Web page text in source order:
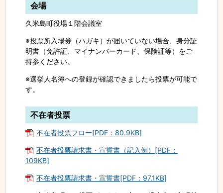
会場
久米島町役場１階会議室
※投票所入場券（ハガキ）が届いていない場合、身分証
明書（免許証、マイナンバーカード、保険証等）をご
持参ください。
※選挙人名簿への登録が確認できましたら投票が可能で
す。
不在者投票
不在者投票フロー[PDF：80.9KB]
不在者投票請求書・宣誓書（記入例）[PDF：
109KB]
不在者投票請求書・宣誓書[PDF：97.1KB]